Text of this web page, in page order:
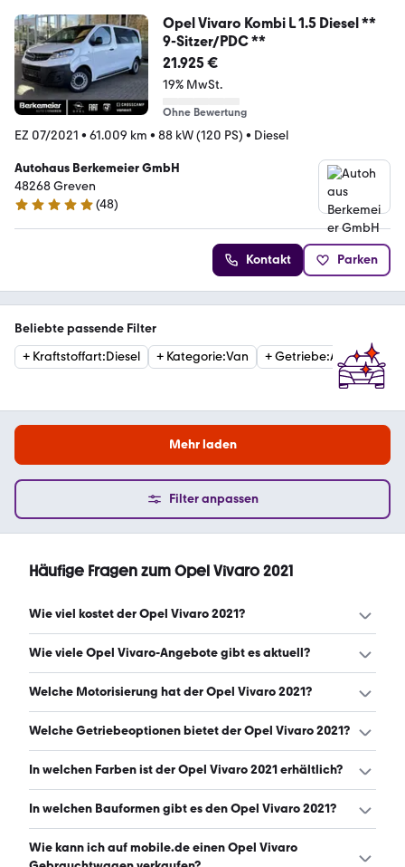
Opel Vivaro Kombi L 1.5 Diesel **
9-Sitzer/PDC **
21.925 €
19% MwSt.
Ohne Bewertung
EZ 07/2021 • 61.009 km • 88 kW (120 PS) • Diesel
Autohaus Berkemeier GmbH
48268 Greven
4.9 Sterne
(48)
Kontakt Parken
Beliebte passende Filter
+ Kraftstoffart:Diesel + Kategorie:Van +Getriebe:Automatik
Mehr laden
Filter anpassen
Häufige Fragen zum Opel Vivaro 2021
Wie viel kostet der Opel Vivaro 2021?
Ein guter Preis für einen Opel Vivaro 2021 liegt zwischen
Wie viele Opel Vivaro-Angebote gibt es aktuell?
Es gibt insgesamt 173 Opel Vivaro bei mobile.de, davon
Welche Motorisierung hat der Opel Vivaro 2021?
Der Opel Vivaro 2021 hat Leistungen zwischen 102 und
Welche Getriebeoptionen bietet der Opel Vivaro 2021?
Der Opel Vivaro 2021 ist mit manuellem und
In welchen Farben ist der Opel Vivaro 2021 erhältlich?
Den Opel Vivaro 2021 gibt es in folgenden Farben: weiß,
(Stand: 6.8.2026)
In welchen Bauformen gibt es den Opel Vivaro 2021?
Den Opel Vivaro 2021 gibt es in folgenden Bauformen:
Van. (Stand: 6.8.2026)
Wie kann ich auf mobile.de einen Opel Vivaro